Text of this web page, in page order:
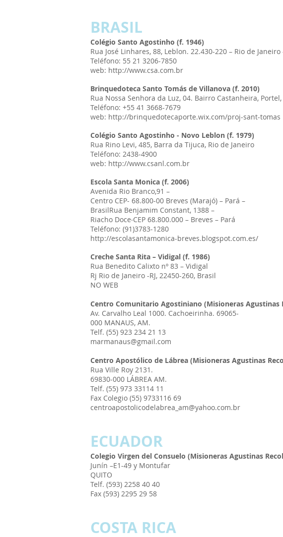
BRASIL
Colégio Santo Agostinho (f. 1946)
Rua José Linhares, 88, Leblon. 22.430-220 – Rio de Janeiro
Teléfono: 55 21 3206-7850
web: http://www.csa.com.br
Brinquedoteca Santo Tomás de Villanova (f. 2010)
Rua Nossa Senhora da Luz, 04. Bairro Castanheira, Portel,
Teléfono: +55 41 3668-7679
web: http://brinquedotecaporte.wix.com/proj-sant-tomas
Colégio Santo Agostinho - Novo Leblon (f. 1979)
Rua Rino Levi, 485, Barra da Tijuca, Rio de Janeiro
Teléfono: 2438-4900
web: http://www.csanl.com.br
Escola Santa Monica (f. 2006)
Avenida Rio Branco,91 –
Centro CEP- 68.800-00 Breves (Marajó) – Pará –
BrasilRua Benjamim Constant, 1388 –
Riacho Doce‧CEP 68.800.000 – Breves – Pará
Teléfono: (91)3783-1280
http://escolasantamonica-breves.blogspot.com.es/
Creche Santa Rita – Vidigal (f. 1986)
Rua Benedito Calixto nº 83 – Vidigal
Rj Rio de Janeiro -RJ, 22450-260, Brasil
NO WEB
Centro Comunitario Agostiniano (Misioneras Agustinas
Av. Carvalho Leal 1000. Cachoeirinha. 69065-
000 MANAUS, AM.
Telf. (55) 923 234 21 13
marmanaus@gmail.com
Centro Apostólico de Lábrea (Misioneras Agustinas
Rua Ville Roy 2131.
69830-000 LÁBREA AM.
Telf. (55) 973 33114 11
Fax Colegio (55) 9733116 69
centroapostolicodelabrea_am@yahoo.com.br
ECUADOR
Colegio Virgen del Consuelo (Misioneras Agustinas
Junín –E1-49 y Montufar
QUITO
Telf. (593) 2258 40 40
Fax (593) 2295 29 58
COSTA RICA